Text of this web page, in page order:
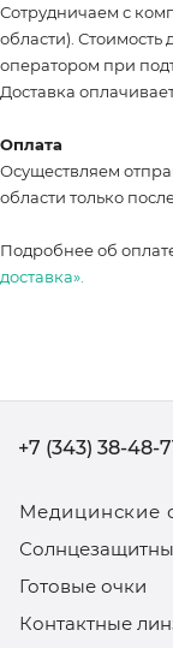
Сотрудничаем с
области). Стоимость
оператором при
Доставка
Оплата
Осуществляем
области только
Подробнее об
доставка».
Медицинские
Готовые очки
Контактные
+7 (343) 38-48-